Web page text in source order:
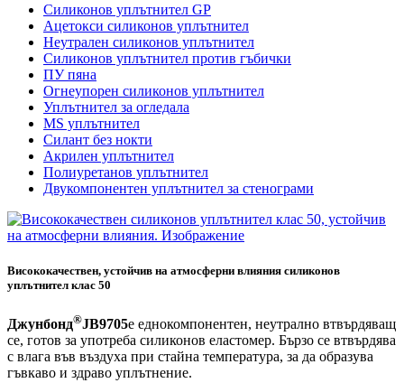
Силиконов уплътнител GP
Ацетокси силиконов уплътнител
Неутрален силиконов уплътнител
Силиконов уплътнител против гъбички
ПУ пяна
Огнеупорен силиконов уплътнител
Уплътнител за огледала
MS уплътнител
Силант без нокти
Акрилен уплътнител
Полиуретанов уплътнител
Двукомпонентен уплътнител за стенограми
Висококачествен, устойчив на атмосферни влияния силиконов
уплътнител клас 50
Джунбонд®JB9705е еднокомпонентен, неутрално втвърдяващ
се, готов за употреба силиконов еластомер. Бързо се втвърдява
с влага във въздуха при стайна температура, за да образува
гъвкаво и здраво уплътнение.